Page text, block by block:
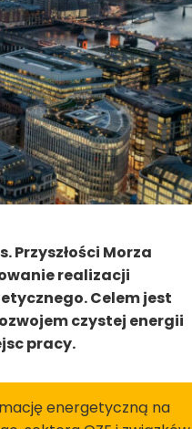
Przyszłości Morza
realizacji
Celem jest
czystej energii
pracy.
energetyczną na